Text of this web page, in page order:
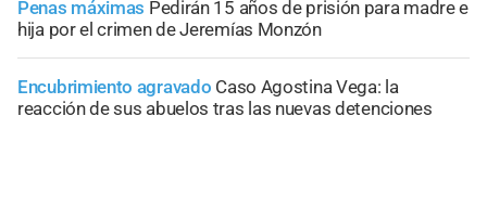
Penas máximas Pedirán 15 años de prisión para madre e
hija por el crimen de Jeremías Monzón
Encubrimiento agravado Caso Agostina Vega: la
reacción de sus abuelos tras las nuevas detenciones